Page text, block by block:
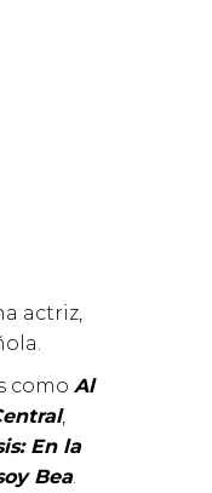
actriz,
como Al
,
En la
Bea.